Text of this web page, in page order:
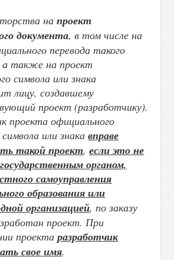
напроект
документа, в том числе на
перевода такого
а также на проект
символа или знака
лицу, создавшему
проект (разработчику).
проекта официального
или знакавправе
такой проект,если это не
органом,
самоуправления
образования или
организацией, по заказу
проект. При
проектаразработчик
свое имя.